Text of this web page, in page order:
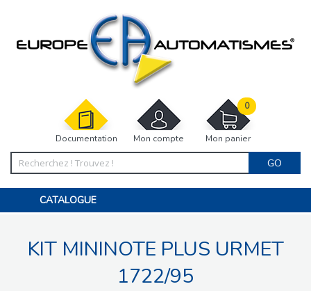
Documentation Mon compte Mon panier
0
GO
CATALOGUE
MOTORISATIONS
ACCESSOIRES ET ELECTRONIQUES
INTERPHONES VISIOPHONES
KIT MININOTE PLUS URMET
1722/95